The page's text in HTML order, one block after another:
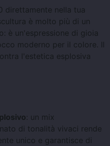
direttamente nella tua
è molto più di un
è un'espressione di gioia
moderno per il colore. Il
l'estetica esplosiva
: un mix
di tonalità vivaci rende
unico e garantisce di